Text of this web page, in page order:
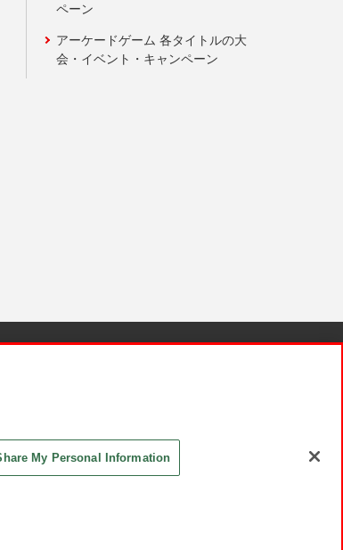
ペーン
アーケードゲーム 各タイトルの大
会・イベント・キャンペーン
My Personal Information